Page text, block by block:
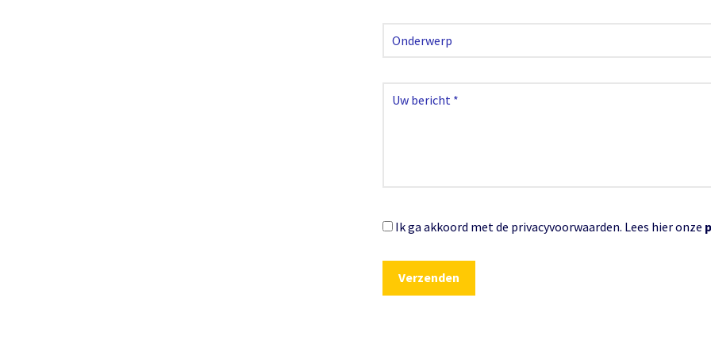
Ik ga akkoord met de privacyvoorwaarden. Lees hier onze